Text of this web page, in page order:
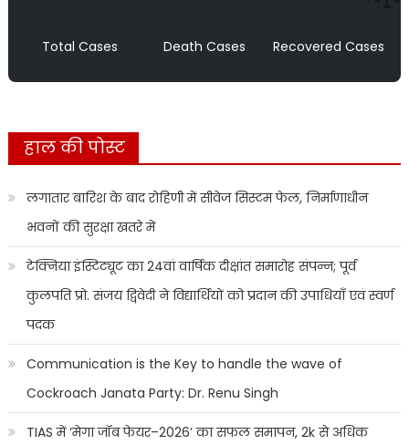
Total Cases Death Cases Recovered Cases
हाल की पोस्ट
लगातार बारिश के बाद रोहिणी में सीवेज सिस्टम फेल, निर्माणाधीन
भवनों की सुरक्षा खतरे में
टेक्निया इंस्टिट्यूट का 24वां वार्षिक दीक्षांत समारोह संपन्न; पूर्व
कुलपति प्रो. संजय द्विवेदी ने विद्यार्थियों को प्रदान की उपाधियाँ एवं स्वर्ण
पदक
Communication is the Key to handle the wave of
Cockroach Janata Party: Dr. Renu Singh
TIAS में ‘मेगा जॉब फेयर–2026’ का सफल समापन, 2k से अधिक